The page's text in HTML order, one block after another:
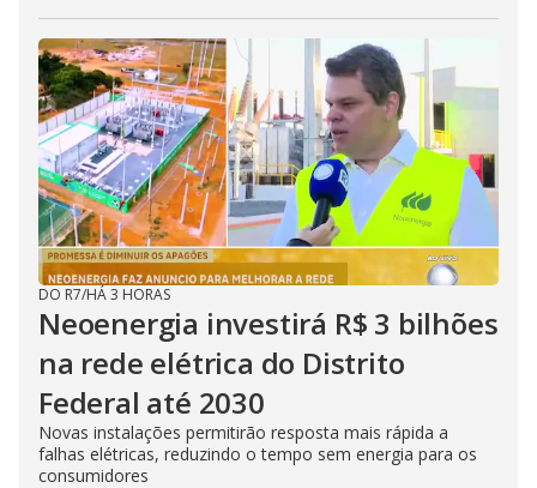
DO R7/HÁ 3 HORAS
Neoenergia investirá R$ 3 bilhões
na rede elétrica do Distrito
Federal até 2030
Novas instalações permitirão resposta mais rápida a
falhas elétricas, reduzindo o tempo sem energia para os
consumidores